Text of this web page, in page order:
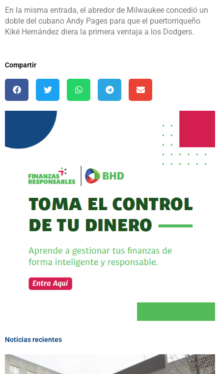
En la misma entrada, el abredor de Milwaukee concedió un
doble del cubano Andy Pages para que el puertorriqueño
Kiké Hernández diera la primera ventaja a los Dodgers.
Compartir
Noticias recientes